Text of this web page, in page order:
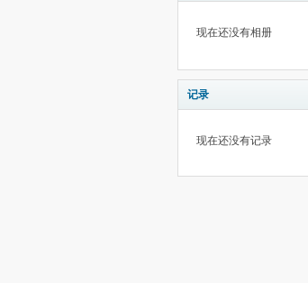
现在还没有相册
记录
现在还没有记录